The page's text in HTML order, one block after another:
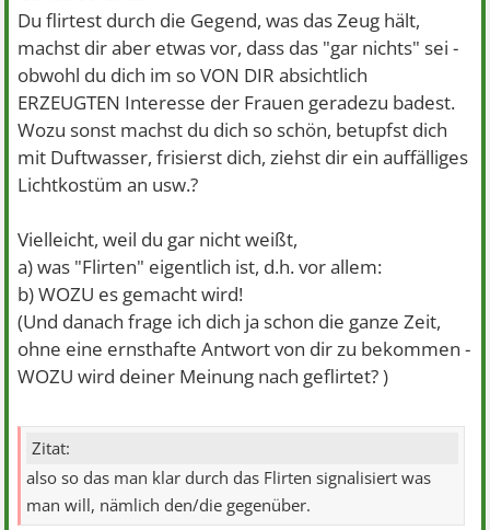
nicht^^ ), ich geh aber schon etwas auf sie zu, halten
immer augenkontakt, berühre sie wie gesagt ab und zu
...
Wenn das Flirten ist, dann würde ich ja quasi immer und
mit allen Frauen Flirten, was erklären würde warum sie
irgendwan alle bei mir sind.
Du flirtest durch die Gegend, was das Zeug hält,
machst dir aber etwas vor, dass das "gar nichts" sei -
obwohl du dich im so VON DIR absichtlich
ERZEUGTEN Interesse der Frauen geradezu badest.
Wozu sonst machst du dich so schön, betupfst dich
mit Duftwasser, frisierst dich, ziehst dir ein auffälliges
Lichtkostüm an usw.?
Vielleicht, weil du gar nicht weißt,
a) was "Flirten" eigentlich ist, d.h. vor allem:
b) WOZU es gemacht wird!
(Und danach frage ich dich ja schon die ganze Zeit,
ohne eine ernsthafte Antwort von dir zu bekommen -
WOZU wird deiner Meinung nach geflirtet?)
Zitat:
also so das man klar durch das Flirten signalisiert was
man will, nämlich den/die gegenüber.